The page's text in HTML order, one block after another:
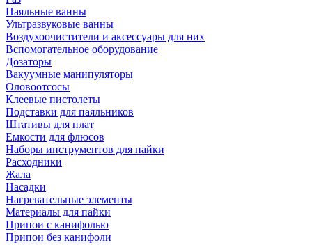
Паяльные ванны
Ультразвуковые ванны
Воздухоочистители и аксессуары для них
Вспомогательное оборудование
Дозаторы
Вакуумные манипуляторы
Оловоотсосы
Клеевые пистолеты
Подставки для паяльников
Штативы для плат
Емкости для флюсов
Наборы инструментов для пайки
Расходники
Жала
Насадки
Нагревательные элементы
Материалы для пайки
Припои с канифолью
Припои без канифоли